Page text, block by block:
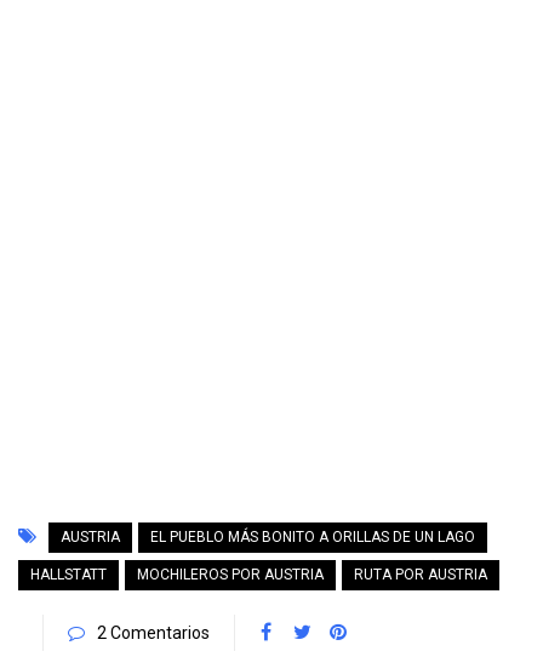
AUSTRIA EL PUEBLO MÁS BONITO A ORILLAS DE UN LAGO
HALLSTATT MOCHILEROS POR AUSTRIA RUTA POR AUSTRIA
2 Comentarios